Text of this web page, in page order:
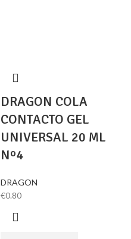
DRAGON COLA
CONTACTO GEL
UNIVERSAL 20 ML
Nº4
DRAGON
€0.80